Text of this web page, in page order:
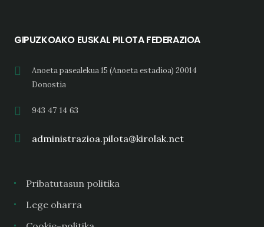
GIPUZKOAKO EUSKAL PILOTA FEDERAZIOA
Anoeta pasealekua 15 (Anoeta estadioa) 20014
Donostia
943 47 14 63
administrazioa.pilota@kirolak.net
Pribatutasun politika
Lege oharra